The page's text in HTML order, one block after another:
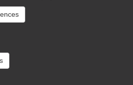
Temporels et Réactifs
industrie et espace
sous la forme d’appareils, le